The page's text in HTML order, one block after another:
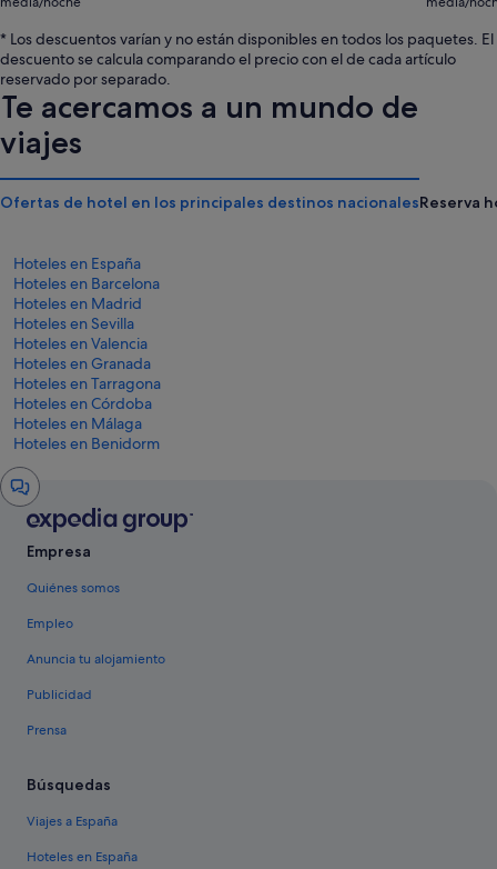
por
noche
es
de
283 €
por
noche
* Los descuentos varían y no están disponibles en todos los paquetes. El
descuento se calcula comparando el precio con el de cada artículo
reservado por separado.
Te acercamos a un mundo de
viajes
Ofertas de hotel en los principales destinos nacionalesReserva
Hoteles en España
Hoteles en Barcelona
Hoteles en Madrid
Hoteles en Sevilla
Hoteles en Valencia
Hoteles en Granada
Hoteles en Tarragona
Hoteles en Córdoba
Hoteles en Málaga
Hoteles en Benidorm
Ventana
del
chat
Empresa
Quiénes somos
Empleo
Anuncia tu alojamiento
Publicidad
Prensa
Búsquedas
Viajes a España
Hoteles en España